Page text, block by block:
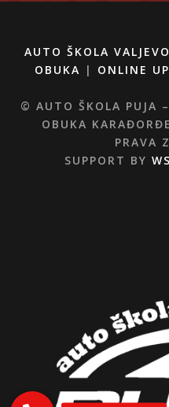
AUTO ŠKOLA
OBUKA | ONLINE
© AUTO ŠKOLA PUJA
OBUKA
PRAVA
SUPPORT BY